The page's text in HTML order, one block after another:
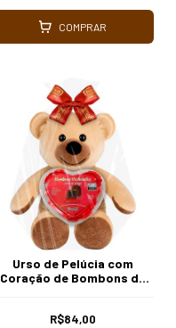
COMPRAR
Urso de Pelúcia com
Coração de Bombons de
R$84,00